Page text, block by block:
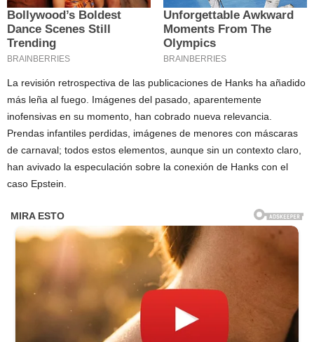
La revisión retrospectiva de las publicaciones de Hanks ha añadido
más leña al fuego. Imágenes del pasado, aparentemente
inofensivas en su momento, han cobrado nueva relevancia.
Prendas infantiles perdidas, imágenes de menores con máscaras
de carnaval; todos estos elementos, aunque sin un contexto claro,
han avivado la especulación sobre la conexión de Hanks con el
caso Epstein.